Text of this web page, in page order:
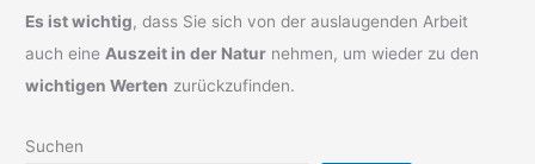
Es ist wichtig, dass Sie sich von der auslaugenden Arbeit
auch eineAuszeit in der Natur nehmen, um wieder zu den
wichtigen Werten zurückzufinden.
Suchen